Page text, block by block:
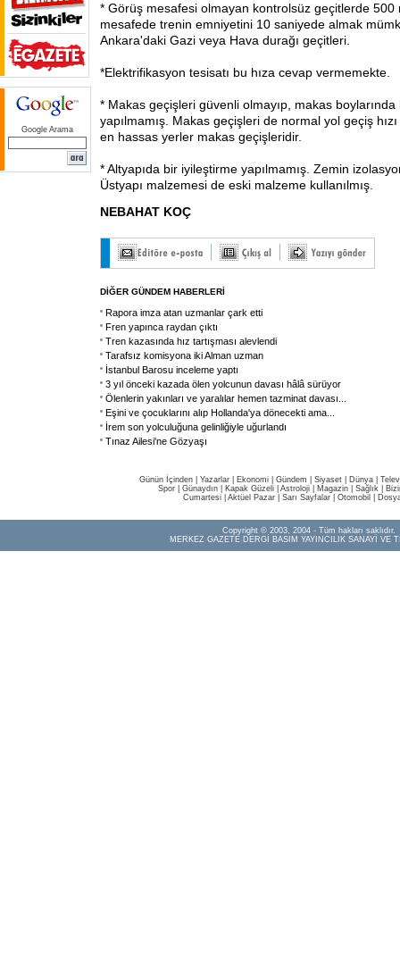
Google Arama
* Görüş mesafesi olmayan kontrolsüz geçitlerde
mesafede trenin emniyetini 10 saniyede almak
Ankara'daki Gazi veya Hava durağı geçitleri.
*Elektrifikasyon tesisatı bu hıza cevap vermemekte.
* Makas geçişleri güvenli olmayıp, makas
yapılmamış. Makas geçişleri de normal yol geçiş
en hassas yerler makas geçişleridir.
* Altyapıda bir iyileştirme yapılmamış. Zemin
Üstyapı malzemesi de eski malzeme kullanılmış.
NEBAHAT KOÇ
DİĞER GÜNDEM HABERLERİ
Rapora imza atan uzmanlar çark etti
Fren yapınca raydan çıktı
Tren kazasında hız tartışması alevlendi
Tarafsız komisyona iki Alman uzman
İstanbul Barosu inceleme yaptı
3 yıl önceki kazada ölen yolcunun davası hâlâ sürüyor
Ölenlerin yakınları ve yaralılar hemen tazminat davası
Eşini ve çocuklarını alıp Hollanda'ya dönecekti ama...
İrem son yolculuğuna gelinliğiyle uğurlandı
Tınaz Ailesi'ne Gözyaşı
Günün İçinden Yazarlar Ekonomi Gündem Siyaset Dünya |
Spor
Günaydın Kapak Güzeli Astroloji Magazin Sağlık
Cumartesi| Aktüel Pazar| Sarı Sayfalar| Otomobil
Copyright © 2003, 2004 - Tüm hakları saklıdır.
MERKEZ GAZETE DERGİ BASIM YAYINCILIK SANAYİ VE